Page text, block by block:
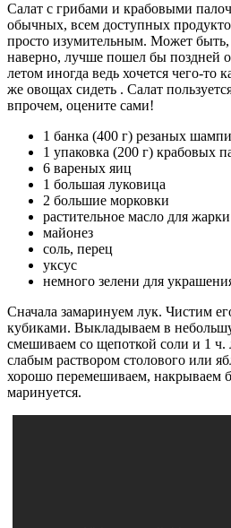
Салат с грибами и крабовыми
обычных, всем доступных
просто изумительным. Может быть,
наверно, лучше пошел бы поздней
летом иногда ведь хочется чего-то
же овощах сидеть . Салат
впрочем, оцените сами!
1 банка (400 г) резаных
1 упаковка (200 г) крабовых
6 вареных яиц
1 большая луковица
2 большие морковки
растительное масло для жарки
майонез
соль, перец
уксус
немного зелени для
Сначала замаринуем лук. Чистим
кубиками. Выкладываем в
смешиваем со щепоткой соли и 1 ч.
слабым раствором столового или
хорошо перемешиваем, накрываем
маринуется.